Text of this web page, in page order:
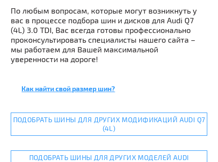
По любым вопросам, которые могут возникнуть у
вас в процессе подбора шин и дисков для Audi Q7
(4L) 3.0 TDI, Вас всегда готовы профессионально
проконсультировать специалисты нашего сайта –
мы работаем для Вашей максимальной
уверенности на дороге!
Как найти свой размер шин?
ПОДОБРАТЬ ШИНЫ ДЛЯ ДРУГИХ МОДИФИКАЦИЙ AUDI Q7
(4L)
ПОДОБРАТЬ ШИНЫ ДЛЯ ДРУГИХ МОДЕЛЕЙ AUDI